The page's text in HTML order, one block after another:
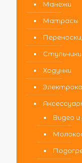
Манежи
Матрасы
Ходунки
Видео и